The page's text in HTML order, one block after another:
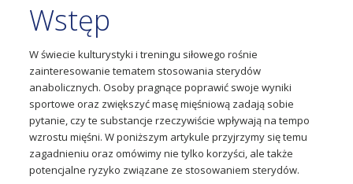
Wstęp
W świecie kulturystyki i treningu siłowego rośnie
zainteresowanie tematem stosowania sterydów
anabolicznych. Osoby pragnące poprawić swoje wyniki
sportowe oraz zwiększyć masę mięśniową zadają sobie
pytanie, czy te substancje rzeczywiście wpływają na tempo
wzrostu mięśni. W poniższym artykule przyjrzymy się temu
zagadnieniu oraz omówimy nie tylko korzyści, ale także
potencjalne ryzyko związane ze stosowaniem sterydów.